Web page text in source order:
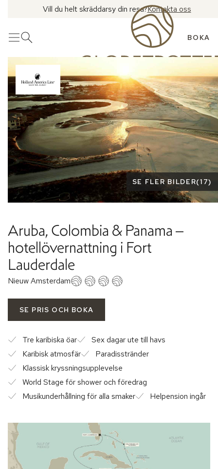
Vill du helt skräddarsy din resa?Kontakta oss
MenyÖppna sök BOKA
Se fler bilder
SE FLER BILDER(17)
Aruba, Colombia & Panama –
hotellövernattning i Fort
Lauderdale
Nieuw Amsterdam
SE PRIS OCH BOKA
Tre karibiska öar
Sex dagar ute till havs
Karibisk atmosfär
Paradisstränder
Klassisk kryssningsupplevelse
World Stage för shower och föredrag
Musikunderhållning för alla smaker
Helpension ingår